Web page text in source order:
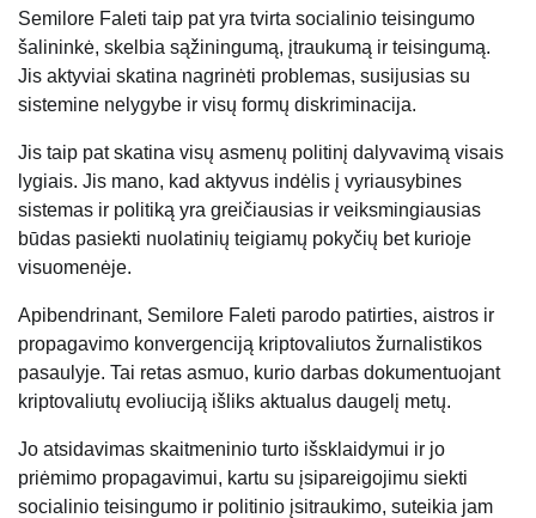
Semilore Faleti taip pat yra tvirta socialinio teisingumo
šalininkė, skelbia sąžiningumą, įtraukumą ir teisingumą.
Jis aktyviai skatina nagrinėti problemas, susijusias su
sistemine nelygybe ir visų formų diskriminacija.
Jis taip pat skatina visų asmenų politinį dalyvavimą visais
lygiais. Jis mano, kad aktyvus indėlis į vyriausybines
sistemas ir politiką yra greičiausias ir veiksmingiausias
būdas pasiekti nuolatinių teigiamų pokyčių bet kurioje
visuomenėje.
Apibendrinant, Semilore Faleti parodo patirties, aistros ir
propagavimo konvergenciją kriptovaliutos žurnalistikos
pasaulyje. Tai retas asmuo, kurio darbas dokumentuojant
kriptovaliutų evoliuciją išliks aktualus daugelį metų.
Jo atsidavimas skaitmeninio turto išsklaidymui ir jo
priėmimo propagavimui, kartu su įsipareigojimu siekti
socialinio teisingumo ir politinio įsitraukimo, suteikia jam